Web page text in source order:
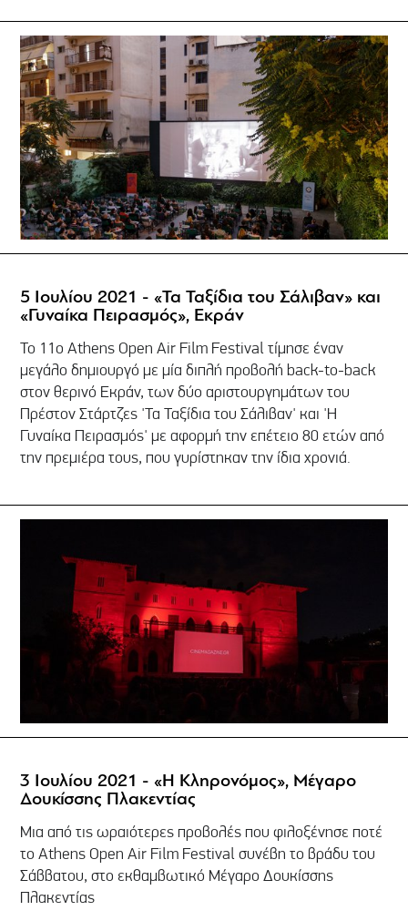
5 Ιουλίου 2021 - «Τα Ταξίδια του Σάλιβαν» και
«Γυναίκα Πειρασμός», Εκράν
Το 11ο Athens Open Air Film Festival τίμησε έναν
μεγάλο δημιουργό με μία διπλή προβολή back-to-back
στον θερινό Εκράν, των δύο αριστουργημάτων του
Πρέστον Στάρτζες 'Τα Ταξίδια του Σάλιβαν' και 'Η
Γυναίκα Πειρασμός' με αφορμή την επέτειο 80 ετών από
την πρεμιέρα τους, που γυρίστηκαν την ίδια χρονιά.
3 Ιουλίου 2021 - «Η Κληρονόμος», Μέγαρο
Δουκίσσης Πλακεντίας
Μια από τις ωραιότερες προβολές που φιλοξένησε ποτέ
το Athens Open Air Film Festival συνέβη το βράδυ του
Σάββατου, στο εκθαμβωτικό Μέγαρο Δουκίσσης
Πλακεντίας